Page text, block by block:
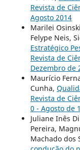
Revista de
Agosto 2014
Marilei
Felype Neis,
Estratégico
Revista de
Dezembro de
Maurício
Cunha,
Revista de
0 - Agosto de
Juliane Inês
Pereira,
Machado dos